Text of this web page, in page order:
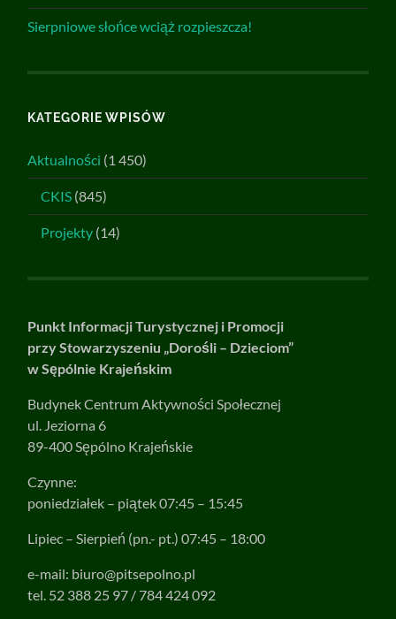
Sierpniowe słońce wciąż rozpieszcza!
KATEGORIE WPISÓW
Aktualności (1 450)
CKIS (845)
Projekty (14)
Punkt Informacji Turystycznej i Promocji
przy Stowarzyszeniu „Dorośli – Dzieciom”
w Sępólnie Krajeńskim
Budynek Centrum Aktywności Społecznej
ul. Jeziorna 6
89-400 Sępólno Krajeńskie
Czynne:
poniedziałek – piątek 07:45 – 15:45
Lipiec – Sierpień (pn.- pt.) 07:45 – 18:00
e-mail: biuro@pitsepolno.pl
tel. 52 388 25 97 / 784 424 092